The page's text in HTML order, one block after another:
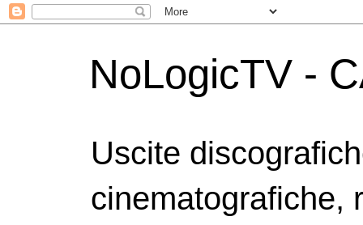
NoLogicTV -
Uscite
cinematografiche,